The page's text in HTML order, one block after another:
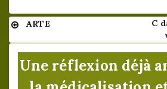
Navigation
de
l’article
ARTE
C
Une réflexion déjà